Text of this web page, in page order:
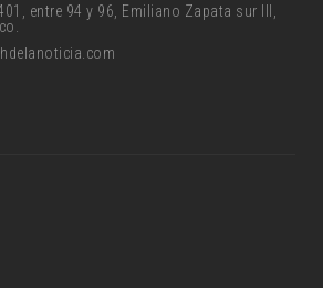
entre 94 y 96, Emiliano Zapata sur lll,